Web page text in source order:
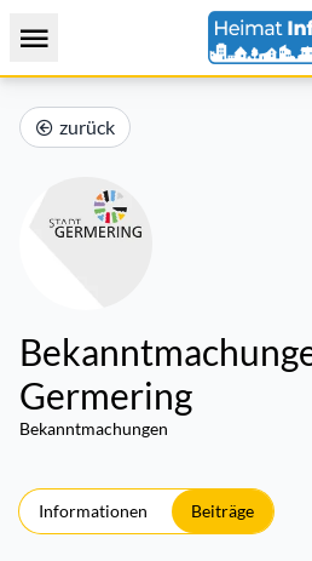
zurück
Germering
Bekanntmachungen
Informationen Beiträge